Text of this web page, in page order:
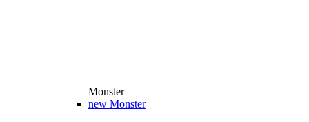
Monster
new Monster